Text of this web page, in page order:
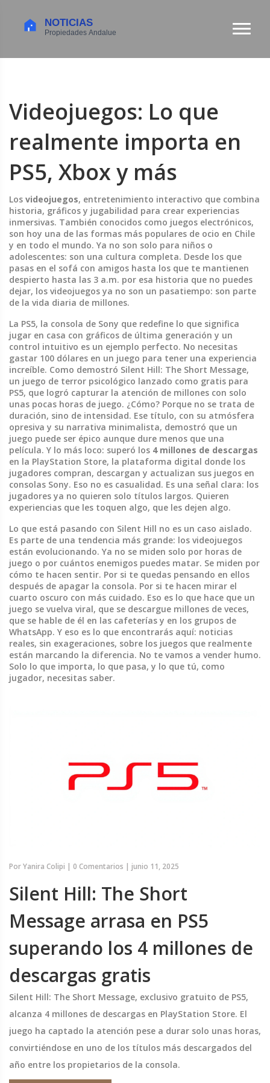
Videojuegos: Lo que
realmente importa en
PS5, Xbox y más
Los videojuegos, entretenimiento interactivo que combina
historia, gráficos y jugabilidad para crear experiencias
inmersivas. También conocidos como juegos electrónicos,
son hoy una de las formas más populares de ocio en Chile
y en todo el mundo. Ya no son solo para niños o
adolescentes: son una cultura completa. Desde los que
pasas en el sofá con amigos hasta los que te mantienen
despierto hasta las 3 a.m. por esa historia que no puedes
dejar, los videojuegos ya no son un pasatiempo: son parte
de la vida diaria de millones.
La PS5, la consola de Sony que redefine lo que significa
jugar en casa con gráficos de última generación y un
control intuitivo es un ejemplo perfecto. No necesitas
gastar 100 dólares en un juego para tener una experiencia
increíble. Como demostró Silent Hill: The Short Message,
un juego de terror psicológico lanzado como gratis para
PS5, que logró capturar la atención de millones con solo
unas pocas horas de juego. ¿Cómo? Porque no se trata de
duración, sino de intensidad. Ese título, con su atmósfera
opresiva y su narrativa minimalista, demostró que un
juego puede ser épico aunque dure menos que una
película. Y lo más loco: superó los 4 millones de descargas
en la PlayStation Store, la plataforma digital donde los
jugadores compran, descargan y actualizan sus juegos en
consolas Sony. Eso no es casualidad. Es una señal clara: los
jugadores ya no quieren solo títulos largos. Quieren
experiencias que les toquen algo, que les dejen algo.
Lo que está pasando con Silent Hill no es un caso aislado.
Es parte de una tendencia más grande: los videojuegos
están evolucionando. Ya no se miden solo por horas de
juego o por cuántos enemigos puedes matar. Se miden por
cómo te hacen sentir. Por si te quedas pensando en ellos
después de apagar la consola. Por si te hacen mirar el
cuarto oscuro con más cuidado. Eso es lo que hace que un
juego se vuelva viral, que se descargue millones de veces,
que se hable de él en las cafeterías y en los grupos de
WhatsApp. Y eso es lo que encontrarás aquí: noticias
reales, sin exageraciones, sobre los juegos que realmente
están marcando la diferencia. No te vamos a vender humo.
Solo lo que importa, lo que pasa, y lo que tú, como
jugador, necesitas saber.
PorYanira Colipi | 0 Comentarios | junio 11, 2025
Silent Hill: The Short
Message arrasa en PS5
superando los 4 millones de
descargas gratis
Silent Hill: The Short Message, exclusivo gratuito de PS5,
alcanza 4 millones de descargas en PlayStation Store. El
juego ha captado la atención pese a durar solo unas horas,
convirtiéndose en uno de los títulos más descargados del
año entre los propietarios de la consola.